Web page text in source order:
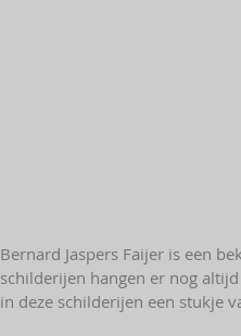
Bernard Jaspers Faijer is een
schilderijen hangen er nog
in deze schilderijen een stukje